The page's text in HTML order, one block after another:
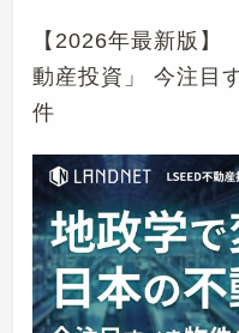
【2026年最新版】
動産投資」 今注目
件